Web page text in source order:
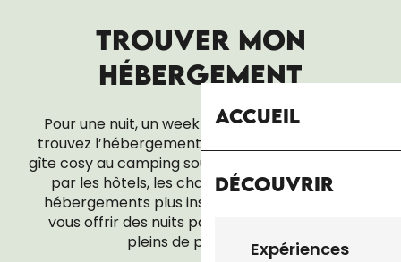
Accueil
Découvrir
Expériences
TROUVER MON
HÉBERGEMENT
Pour une nuit, un week-end ou tout un séjour,
trouvez l’hébergement qui vous ressemble. Du
gîte cosy au camping sous les étoiles, en passant
par les hôtels, les chambres d’hôtes ou les
hébergements plus insolites, tout est là pour
vous offrir des nuits paisibles… et des réveils
pleins de promesses.